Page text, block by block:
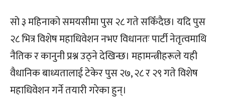
सो ३ महिनाको समयसीमा पुस २८ गते सकिँदैछ। यदि पुस
२८ भित्र विशेष महाधिवेशन नभए विधानतः पार्टी नेतृत्वमाथि
नैतिक र कानुनी प्रश्न उठ्ने देखिन्छ। महामन्त्रीहरूले यही
वैधानिक बाध्यतालाई टेकेर पुस २७, २८ र २९ गते विशेष
महाधिवेशन गर्ने तयारी गरेका हुन्।